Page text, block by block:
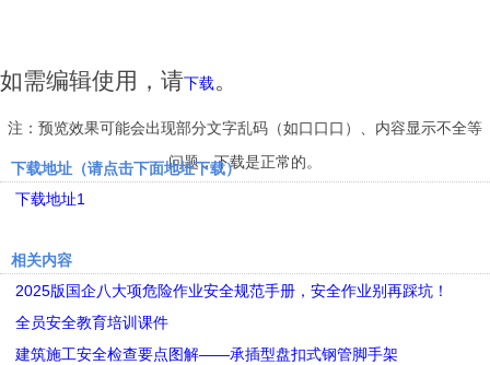
如需编辑使用，请下载。
注：预览效果可能会出现部分文字乱码（如口口口）、内容显示不全等
问题，下载是正常的。
下载地址（请点击下面地址下载）
下载地址1
相关内容
2025版国企八大项危险作业安全规范手册，安全作业别再踩坑！
全员安全教育培训课件
建筑施工安全检查要点图解——承插型盘扣式钢管脚手架